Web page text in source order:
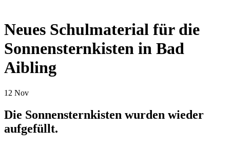
Spenden
Dauerhaft spenden
Benefiz, Anlassspenden, Veranstaltungen
Kontakt
Neues Schulmaterial für die
Sonnensternkisten in Bad
Aibling
12 Nov
Die Sonnensternkisten wurden wieder
aufgefüllt.